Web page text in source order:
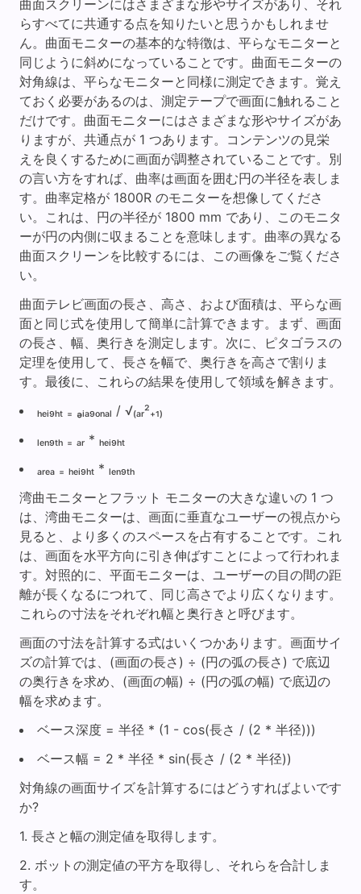
曲面スクリーンにはさまざまな形やサイズがあり、それ
らすべてに共通する点を知りたいと思うかもしれませ
ん。曲面モニターの基本的な特徴は、平らなモニターと
同じように斜めになっていることです。曲面モニターの
対角線は、平らなモニターと同様に測定できます。覚え
ておく必要があるのは、測定テープで画面に触れること
だけです。曲面モニターにはさまざまな形やサイズがあ
りますが、共通点が 1 つあります。コンテンツの見栄
えを良くするために画面が調整されていることです。別
の言い方をすれば、曲率は画面を囲む円の半径を表しま
す。曲率定格が 1800R のモニターを想像してくださ
い。これは、円の半径が 1800 mm であり、このモニタ
ーが円の内側に収まることを意味します。曲率の異なる
曲面スクリーンを比較するには、この画像をご覧くださ
い。
曲面テレビ画面の長さ、高さ、および面積は、平らな画
面と同じ式を使用して簡単に計算できます。まず、画面
の長さ、幅、奥行きを測定します。次に、ピタゴラスの
定理を使用して、長さを幅で、奥行きを高さで割りま
す。最後に、これらの結果を使用して領域を解きます。
ₕₑᵢ₉ₕₜ ₌ ₔᵢₐ₉ₒₙₐₗ / √₍ₐᵣ²₊₁₎
ₗₑₙ₉ₜₕ ₌ ₐᵣ * ₕₑᵢ₉ₕₜ
ₐᵣₑₐ ₌ ₕₑᵢ₉ₕₜ * ₗₑₙ₉ₜₕ
湾曲モニターとフラット モニターの大きな違いの 1 つ
は、湾曲モニターは、画面に垂直なユーザーの視点から
見ると、より多くのスペースを占有することです。これ
は、画面を水平方向に引き伸ばすことによって行われま
す。対照的に、平面モニターは、ユーザーの目の間の距
離が長くなるにつれて、同じ高さでより広くなります。
これらの寸法をそれぞれ幅と奥行きと呼びます。
画面の寸法を計算する式はいくつかあります。画面サイ
ズの計算では、(画面の長さ) ÷ (円の弧の長さ) で底辺
の奥行きを求め、(画面の幅) ÷ (円の弧の幅) で底辺の
幅を求めます。
ベース深度 = 半径 * (1 - cos(長さ / (2 * 半径)))
ベース幅 = 2 * 半径 * sin(長さ / (2 * 半径))
対角線の画面サイズを計算するにはどうすればよいです
か?
長さと幅の測定値を取得します。
ボットの測定値の平方を取得し、それらを合計しま
す。